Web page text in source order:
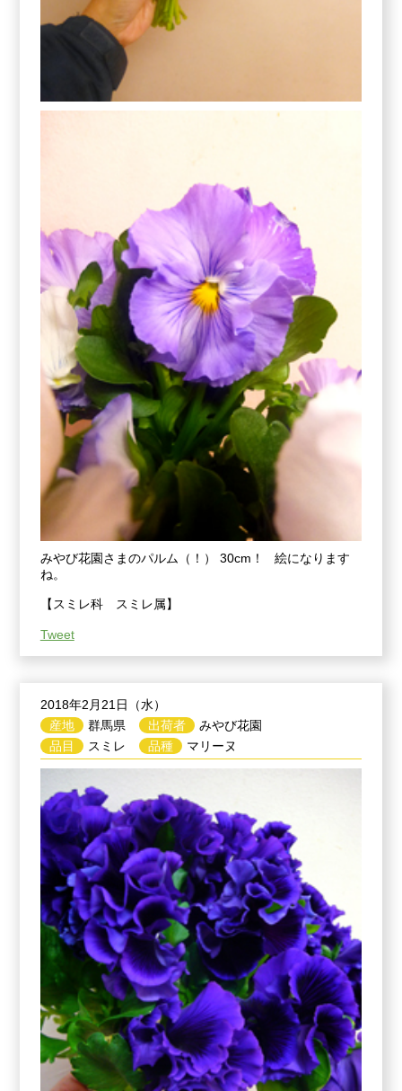
みやび花園さまのパルム（！） 30cm！ 絵になります
ね。
【スミレ科 スミレ属】
Tweet
2018年2月21日（水）
産地
群馬県
品目
スミレ
出荷者
みやび花園
品種
マリーヌ